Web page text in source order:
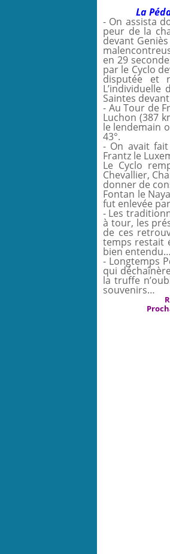
La
- On assista
peur de la
devant
en 29
par le Cyclo
disputée et
Saintes
- Au Tour de
Luchon (387
le lendemain
43°.
- On avait
Frantz le
Le Cyclo
Chevallier,
donner de
Fontan le
fut enlevée
- Les
à tour, les
de ces
temps restait
bien entendu…
- Longtemps
qui
la truffe
souvenirs…